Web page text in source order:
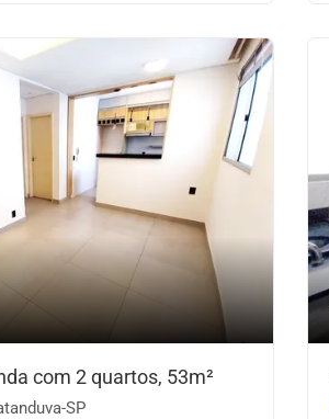
com 2 quartos, 53m²
SP